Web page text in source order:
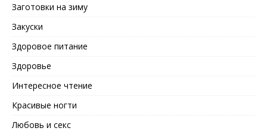
Заготовки на зиму
Закуски
Здоровое питание
Здоровье
Интересное чтение
Красивые ногти
Любовь и секс